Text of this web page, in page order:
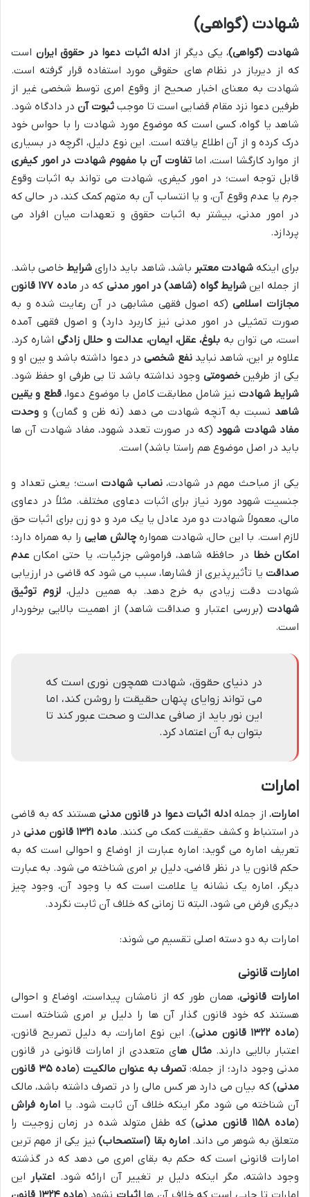
شهادت (گواهی)
شهادت (گواهی)، یکی دیگر از ادله اثبات دعوا در حقوق ایران است
که از دیرباز در نظام های حقوقی مورد استفاده قرار گرفته است.
شهادت به معنای اخبار صحیح از وقوع امری توسط شخصی غیر از
طرفین دعوا نزد مقام قضایی است تا موجب ثبوت آن در دادگاه شود.
شاهد یا گواه، کسی است که موضوع مورد شهادت را با حواس خود
درک کرده و از آن اطلاع یافته است. این نوع دلیل، اگرچه در بسیاری
از موارد کارگشا است، اماتفاوت آن با مفهوم شهادت در امور کیفری
قابل توجه است؛ در امور کیفری، شهادت می تواند به اثبات وقوع
جرم یا عدم وقوع آن، و یا انتساب آن به متهم کمک کند، در حالی که
در امور مدنی، بیشتر به اثبات حقوق و تعهدات میان افراد می
پردازد.
برای اینکهشهادت معتبر باشد، شاهد باید دارای شرایطخاصی باشد.
از جمله این شرایط گواه (شاهد) در امور مدنی که در
ماده ۱۷۷ قانون
مجازات اسلامی(که اصول فقهی مشابهی در آن رعایت شده و به
صورت تمثیلی در امور مدنی نیز کاربرد دارد) و اصول فقهی آمده
است، می توان بهبلوغ، عقل، ایمان، عدالت و حلال زادگیاشاره کرد.
علاوه بر این، شاهد نبایدنفع شخصیدر دعوا داشته باشد و بین او و
یکی از طرفینخصومتی وجود نداشته باشد تا بی طرفی او حفظ شود.
شرایط شهادت نیز شامل مطابقت کامل با موضوع دعوا،قطع و یقین
شاهد نسبت به آنچه شهادت می دهد (نه ظن و گمان) و وحدت
مفاد شهادت شهود (که در صورت تعدد شهود، مفاد شهادت آن ها
باید در اصل موضوع هم راستا باشد) است.
یکی از مباحث مهم در شهادت،نصاب شهادت است؛ یعنی تعداد و
جنسیت شهود مورد نیاز برای اثبات دعاوی مختلف. مثلاً در دعاوی
مالی، معمولاً شهادت دو مرد عادل یا یک مرد و دو زن برای اثبات حق
لازم است. با این حال، شهادت هموارهچالش هایی را به همراه دارد؛
امکان خطا در حافظه شاهد، فراموشی جزئیات، یا حتی امکان عدم
صداقت یا تأثیرپذیری از فشارها، سبب می شود که قاضی در ارزیابی
شهادت دقت زیادی به خرج دهد. به همین دلیل،لزوم توثیق
شهادت (بررسی اعتبار و صداقت شاهد) از اهمیت بالایی برخوردار
است.
در دنیای حقوق، شهادت همچون نوری است که
می تواند زوایای پنهان حقیقت را روشن کند، اما
این نور باید از صافی عدالت و صحت عبور کند تا
بتوان به آن اعتماد کرد.
امارات
امارات، از جملهادله اثبات دعوا در قانون مدنی هستند که به قاضی
در استنباط و کشف حقیقت کمک می کنند.ماده ۱۳۲۱ قانون مدنی
در
تعریف اماره می گوید: اماره عبارت از اوضاع و احوالی است که به
حکم قانون یا در نظر قاضی، دلیل بر امری شناخته می شود. به عبارت
دیگر، اماره یک نشانه یا علامت است که با وجود آن، وجود چیز
دیگری فرض می شود، البته تا زمانی که خلاف آن ثابت نگردد.
امارات به دو دسته اصلی تقسیم می شوند:
امارات قانونی
امارات قانونی، همان طور که از نامشان پیداست، اوضاع و احوالی
هستند که خود قانون گذار آن ها را دلیل بر امری شناخته است
(ماده ۱۳۲۲ قانون مدنی
). این نوع امارات، به دلیل تصریح قانون،
اعتبار بالایی دارند.مثال های متعددی از امارات قانونی در قانون
مدنی وجود دارد؛ از جمله: تصرف به عنوان مالکیت (
ماده ۳۵ قانون
مدنی) که بیان می دارد هر کس مالی را در تصرف داشته باشد، مالک
آن شناخته می شود مگر اینکه خلاف آن ثابت شود. یااماره فراش
(ماده ۱۱۵۸ قانون مدنی
) که طفل متولد شده در زمان زوجیت را
متعلق به شوهر می داند.اماره بقا (استصحاب)نیز یکی از مهم ترین
امارات قانونی است که حکم به بقای امری می دهد که در گذشته
وجود داشته، مگر اینکه دلیل بر تغییر آن ارائه شود. اعتبار این